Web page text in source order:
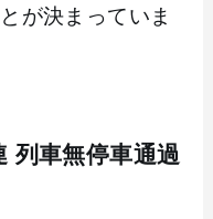
が決まっていま
列車無停車通過